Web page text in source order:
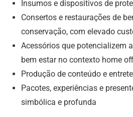
Insumos e dispositivos de
Consertos e restaurações de
conservação, com elevado
Acessórios que potencializem
bem estar no contexto home
Produção de conteúdo e
Pacotes, experiências e
simbólica e profunda